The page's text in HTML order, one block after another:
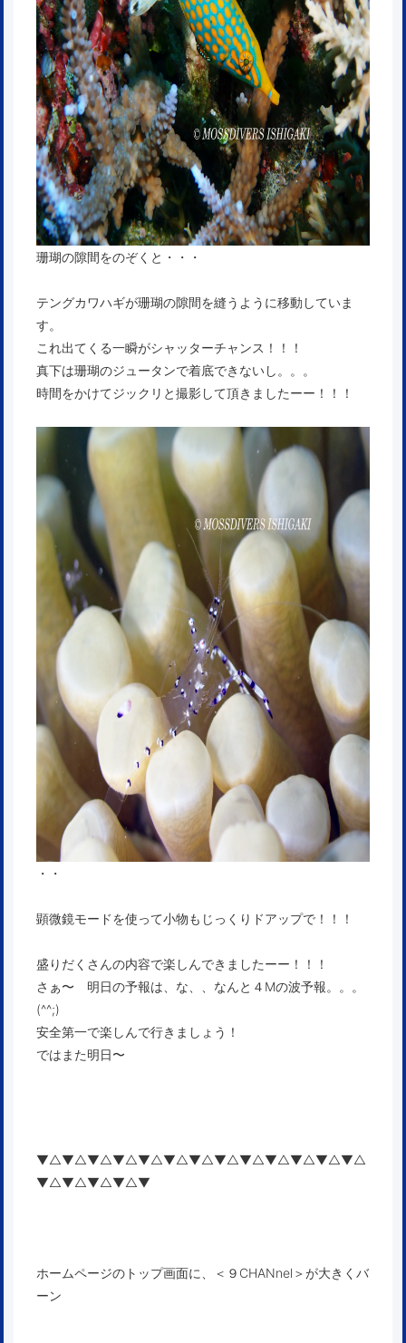
珊瑚の隙間をのぞくと・・・
テングカワハギが珊瑚の隙間を縫うように移動していま
す。
これ出てくる一瞬がシャッターチャンス！！！
真下は珊瑚のジュータンで着底できないし。。。
時間をかけてジックリと撮影して頂きましたーー！！！
・・
顕微鏡モードを使って小物もじっくりドアップで！！！
盛りだくさんの内容で楽しんできましたーー！！！
さぁ〜 明日の予報は、な、、なんと４Mの波予報。。。
(^^;)
安全第一で楽しんで行きましょう！
ではまた明日〜
▼△▼△▼△▼△▼△▼△▼△▼△▼△▼△▼△▼△▼△
▼△▼△▼△▼△▼
ホームページの トップ画面に、＜９CHANnel＞が大きくバ
ーン